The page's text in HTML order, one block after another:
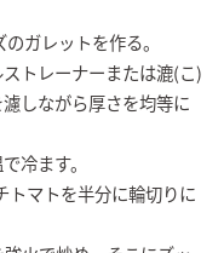
ガレットを作る。
トレーナーまたは漉(こ)
しながら厚さを均等に
冷ます。
マトを半分に輪切りに